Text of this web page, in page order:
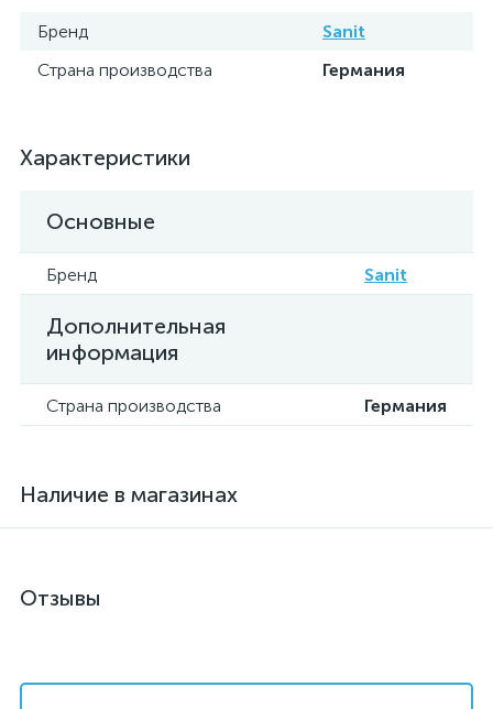
Бренд
Sanit
Страна производства
Германия
Характеристики
Основные
Бренд Sanit
Дополнительная
информация
Страна производства Германия
Наличие в магазинах
Отзывы